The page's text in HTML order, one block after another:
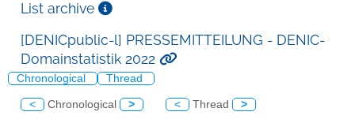
List archive
[DENICpublic-l] PRESSEMITTEILUNG - DENIC-
Domainstatistik 2022
Chronological Thread
< Chronological > < Thread >